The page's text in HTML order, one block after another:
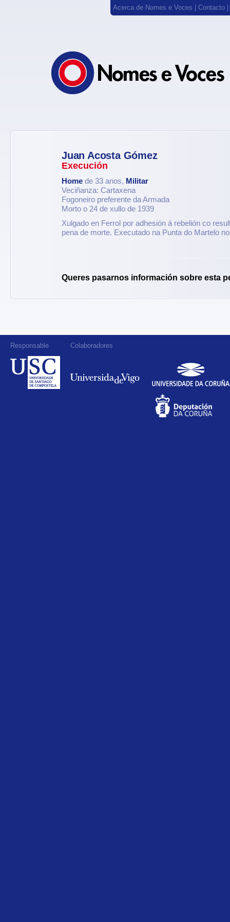
Acerca de Nomes e Voces Contacto
Juan Acosta Gómez
Execución
Home de 33 anos, Militar
Veciñanza: Cartaxena
Fogoneiro preferente da Armada
Morto o 24 de xullo de 1939
Xulgado en Ferrol por adhesión á rebelión co
pena de morte. Executado na Punta do Martelo
Queres pasarnos información sobre esta
Responsable Colaboradores